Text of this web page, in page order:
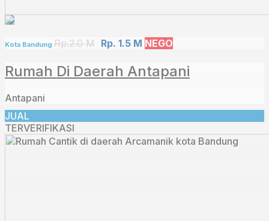
Kota Bandung Rp.2.0 M Rp. 1.5 M NEGO
Rumah Di Daerah Antapani
Antapani
JUAL
TERVERIFIKASI